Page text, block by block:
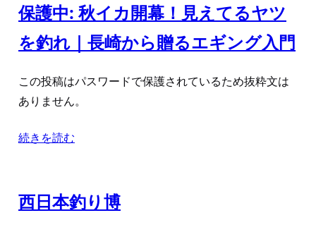
保護中: 秋イカ開幕！見えてるヤツ
を釣れ｜長崎から贈るエギング入門
この投稿はパスワードで保護されているため抜粋文は
ありません。
続きを読む
西日本釣り博